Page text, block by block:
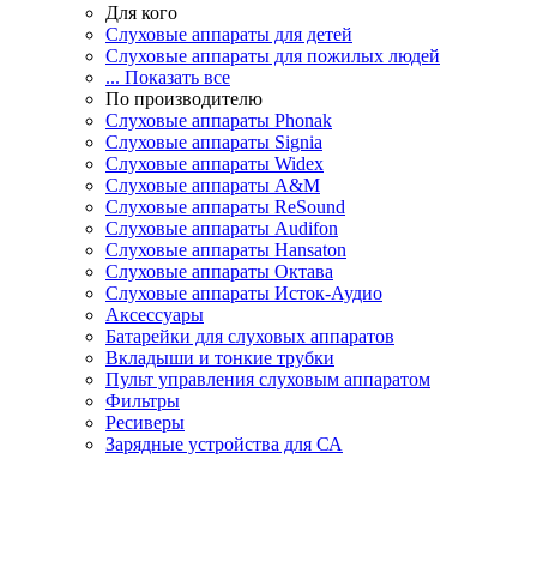
Для кого
Слуховые аппараты для детей
Слуховые аппараты для пожилых людей
... Показать все
По производителю
Слуховые аппараты Phonak
Слуховые аппараты Signia
Слуховые аппараты Widex
Слуховые аппараты A&M
Слуховые аппараты ReSound
Слуховые аппараты Audifon
Слуховые аппараты Hansaton
Слуховые аппараты Октава
Слуховые аппараты Исток-Аудио
Аксессуары
Батарейки для слуховых аппаратов
Вкладыши и тонкие трубки
Пульт управления слуховым аппаратом
Фильтры
Ресиверы
Зарядные устройства для СА